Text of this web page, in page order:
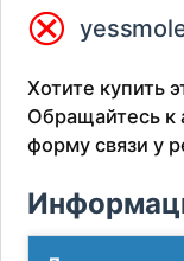
⮿
Хотите купить
Обращайтесь к
форму связи у